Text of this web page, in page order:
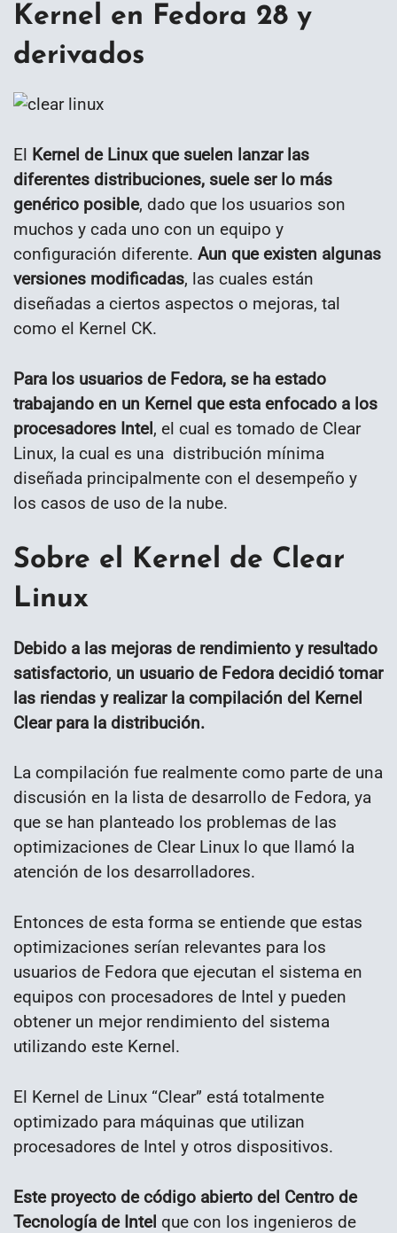
Kernel en Fedora 28 y
derivados
El Kernel de Linux que suelen lanzar las
diferentes distribuciones, suele ser lo más
genérico posible, dado que los usuarios son
muchos y cada uno con un equipo y
configuración diferente. Aun que existen algunas
versiones modificadas, las cuales están
diseñadas a ciertos aspectos o mejoras, tal
como el Kernel CK.
Para los usuarios de Fedora, se ha estado
trabajando en un Kernel que esta enfocado a los
procesadores Intel, el cual es tomado de Clear
Linux, la cual es una distribución mínima
diseñada principalmente con el desempeño y
los casos de uso de la nube.
Sobre el Kernel de Clear
Linux
Debido a las mejoras de rendimiento y resultado
satisfactorio, un usuario de Fedora decidió tomar
las riendas y realizar la compilación del Kernel
Clear para la distribución.
La compilación fue realmente como parte de una
discusión en la lista de desarrollo de Fedora, ya
que se han planteado los problemas de las
optimizaciones de Clear Linux lo que llamó la
atención de los desarrolladores.
Entonces de esta forma se entiende que estas
optimizaciones serían relevantes para los
usuarios de Fedora que ejecutan el sistema en
equipos con procesadores de Intel y pueden
obtener un mejor rendimiento del sistema
utilizando este Kernel.
El Kernel de Linux “Clear” está totalmente
optimizado para máquinas que utilizan
procesadores de Intel y otros dispositivos.
Este proyecto de código abierto del Centro de
Tecnología de Intel que con los ingenieros de